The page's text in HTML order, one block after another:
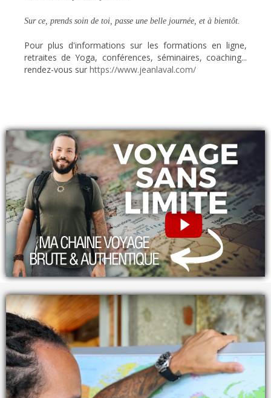
Sur ce, prends soin de toi, passe une belle journée, et à bientôt.
Pour plus d'informations sur les formations en ligne,
retraites de Yoga, conférences, séminaires, coaching...
rendez-vous sur https://www.jeanlaval.com/